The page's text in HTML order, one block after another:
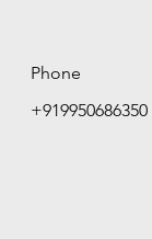
Phone
+919950686350